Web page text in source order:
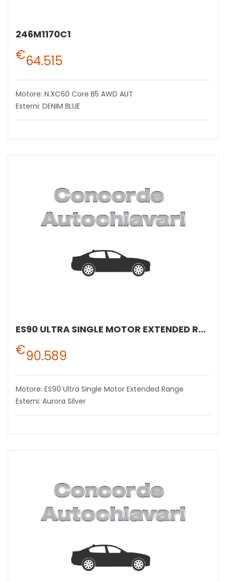
246M1170C1
€64.515
Motore: N.XC60 Core B5 AWD AUT
Esterni: DENIM BLUE
ES90 ULTRA SINGLE MOTOR EXTENDED RANGE
€90.589
Motore: ES90 Ultra Single Motor Extended Range
Esterni: Aurora Silver